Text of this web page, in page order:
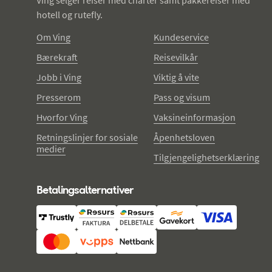
hotell og rutefly.
Om Ving
Bærekraft
Jobb i Ving
Presserom
Hvorfor Ving
Retningslinjer for sosiale
medier
Kundeservice
Reisevilkår
Viktig å vite
Pass og visum
Vaksineinformasjon
Åpenhetsloven
Tilgjengelighetserklæring
Betalingsalternativer